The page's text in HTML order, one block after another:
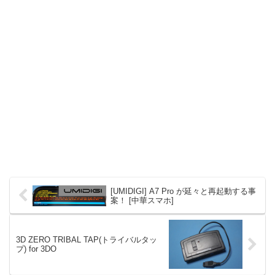
[UMIDIGI] A7 Pro が延々と再起動する事
案！ [中華スマホ]
3D ZERO TRIBAL TAP(トライバルタッ
プ) for 3DO